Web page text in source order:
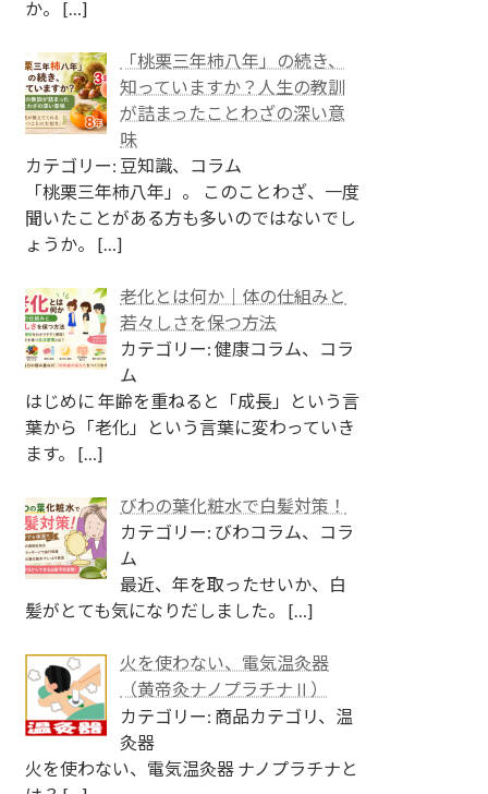
か。[…]
「桃栗三年柿八年」の続き、
知っていますか？人生の教訓
が詰まったことわざの深い意
味
カテゴリー: 豆知識、コラム
「桃栗三年柿八年」。 このことわざ、一度
聞いたことがある方も多いのではないでし
ょうか。[…]
老化とは何か｜体の仕組みと
若々しさを保つ方法
カテゴリー: 健康コラム、コラ
ム
はじめに 年齢を重ねると「成長」という言
葉から「老化」という言葉に変わっていき
ます。[…]
びわの葉化粧水で白髪対策！
カテゴリー: びわコラム、コラ
ム
最近、年を取ったせいか、白
髪がとても気になりだしました。[…]
火を使わない、電気温灸器
（黄帝灸ナノプラチナⅡ）
カテゴリー: 商品カテゴリ、温
灸器
火を使わない、電気温灸器 ナノプラチナと